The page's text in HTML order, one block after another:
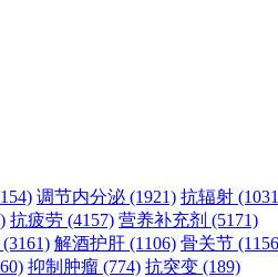
调节内分泌 (1921) 抗辐射
抗疲劳 (4157) 营养补充剂 (5171)
(3161) 解酒护肝 (1106) 骨关节
抑制肿瘤 (774) 抗突变 (189)